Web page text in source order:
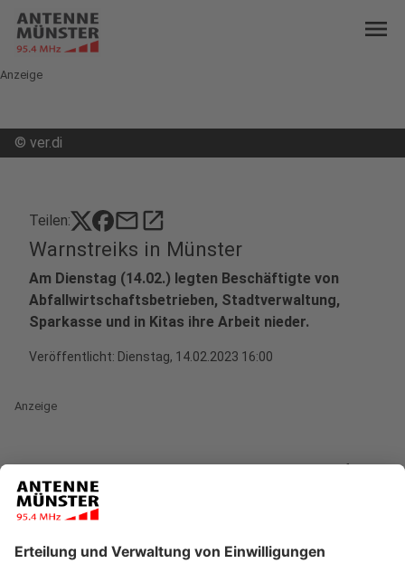
menu
Anzeige
© ver.di
Teilen: mailopen_in_new
Warnstreiks in Münster
Am Dienstag (14.02.) legten Beschäftigte von
Abfallwirtschaftsbetrieben, Stadtverwaltung,
Sparkasse und in Kitas ihre Arbeit nieder.
Veröffentlicht: Dienstag, 14.02.2023 16:00
Anzeige
Von dem ganztägigen Warnstreik der Gewerkschaften
des öffentlichen Dienstes waren u.a. die
Abfallwirtschaftsbetriebe Münster (awm) betroffen.
Tag in den Dienstagsrevieren, A und B (Innenstadt),